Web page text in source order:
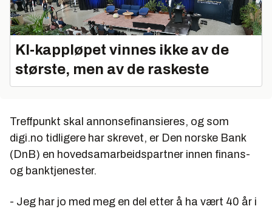
KI‑kappløpet vinnes ikke av de
største, men av de raskeste
Treffpunkt skal annonsefinansieres, og som
digi.no tidligere har skrevet, er Den norske Bank
(DnB) en hovedsamarbeidspartner innen finans-
og banktjenester.
- Jeg har jo med meg en del etter å ha vært 40 år i